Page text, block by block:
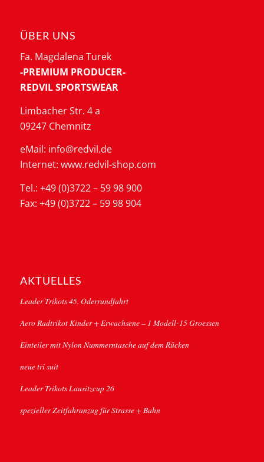
ÜBER UNS
Fa. Magdalena Turek
-PREMIUM PRODUCER-
REDVIL SPORTSWEAR
Limbacher Str. 4 a
09247 Chemnitz
eMail: info@redvil.de
Internet: www.redvil-shop.com
Tel.: +49 (0)3722 – 59 98 900
Fax: +49 (0)3722 – 59 98 904
AKTUELLES
Leader Trikots 45. Oderrundfahrt
Aero Radtrikot Kinder + Erwachsene – 1 Modell-15 Groessen
Einteiler mit Nylon Nummerntasche auf dem Rücken
neue tri suit
Leader Trikots Lausitzcup 26
spezieller Zeitfahranzug für Strasse + Bahn